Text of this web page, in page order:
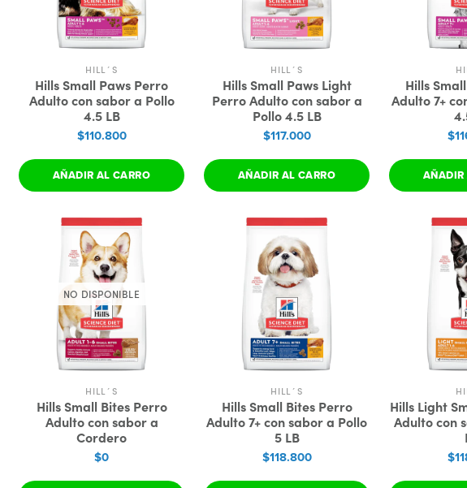
HILL´S
Hills Small Paws Perro
Adulto con sabor a Pollo
4.5 LB
$110.800
AÑADIR AL CARRO
HILL´S
Hills Small Paws Light
Perro Adulto con sabor a
Pollo 4.5 LB
$117.000
AÑADIR AL CARRO
Hills
Adulto 7+
AÑADIR
NO DISPONIBLE
HILL´S
Hills Small Bites Perro
Adulto con sabor a
Cordero
$0
HILL´S
Hills Small Bites Perro
Adulto 7+ con sabor a Pollo
5 LB
$118.800
Hills Light
Adulto con